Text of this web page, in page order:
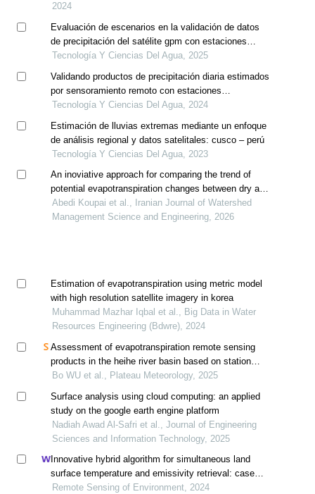
2024
Evaluación de escenarios en la validación de datos
de precipitación del satélite gpm con estaciones
meteorológicas para uso en emergencias ambientales
Tecnología Y Ciencias Del Agua, 2025
Validando productos de precipitación diaria estimados
por sensoramiento remoto con estaciones
pluviométricas en la cuenca vilcanota, perú
Tecnología Y Ciencias Del Agua, 2024
Estimación de lluvias extremas mediante un enfoque
de análisis regional y datos satelitales: cusco – perú
Tecnología Y Ciencias Del Agua, 2023
An inoviative approach for comparing the trend of
potential evapotranspiration changes between dry and
wet periods in isfahan province
Abedi Koupai et al., Iranian Journal of Watershed
Management Science and Engineering, 2026
Estimation of evapotranspiration using metric model
with high resolution satellite imagery in korea
Muhammad Mazhar Iqbal et al., Big Data in Water
Resources Engineering (Bdwre), 2024
Assessment of evapotranspiration remote sensing
products in the heihe river basin based on station
fluxes dataset
Bo WU et al., Plateau Meteorology, 2025
Surface analysis using cloud computing: an applied
study on the google earth engine platform
Nadiah Awad Al-Safri et al., Journal of Engineering
Sciences and Information Technology, 2025
Innovative hybrid algorithm for simultaneous land
surface temperature and emissivity retrieval: case
study with sdgsat-1 data
Remote Sensing of Environment, 2024